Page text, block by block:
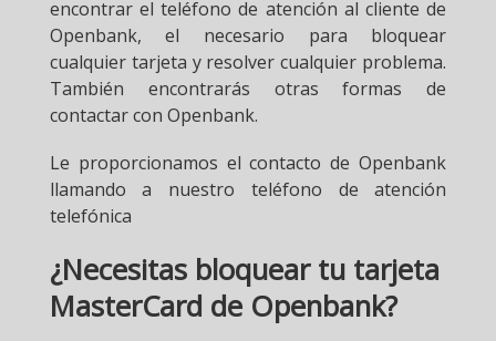
encontrar el teléfono de atención al cliente de
Openbank, el necesario para bloquear
cualquier tarjeta y resolver cualquier problema.
También encontrarás otras formas de
contactar con Openbank.
Le proporcionamos el contacto de Openbank
llamando a nuestro teléfono de atención
telefónica
¿Necesitas bloquear tu tarjeta
MasterCard de Openbank?